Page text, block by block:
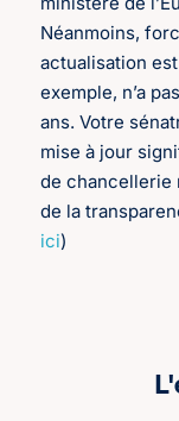
Néanmoins,
actualisation
exemple, n’a
ans. Votre
mise à jour
de chancellerie
de la
ici)